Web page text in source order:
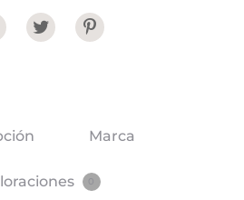
Marca